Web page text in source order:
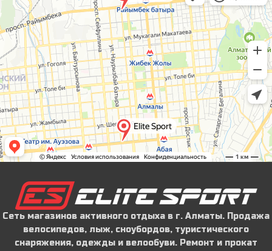
Сеть магазинов активного отдыха в г. Алматы. Продажа
велосипедов, лыж, сноубордов, туристического
снаряжения, одежды и велообуви. Ремонт и прокат